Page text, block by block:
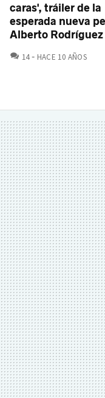
caras', tráiler de la
esperada nueva
Alberto Rodríguez
14 COMENTARIOS
HACE 10 AÑOS